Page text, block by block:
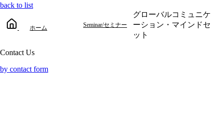
back to list
ホーム Seminar/セミナー
グローバルコミュニケ
ーション・マインドセ
ット
Contact Us
by contact form